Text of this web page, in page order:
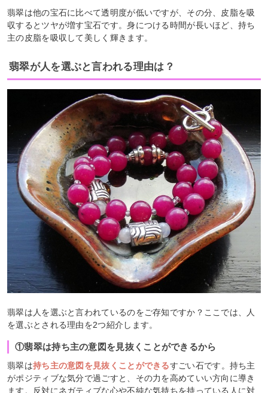
翡翠は他の宝石に比べて透明度が低いですが、その分、皮脂を吸
収するとツヤが増す宝石です。身につける時間が長いほど、持ち
主の皮脂を吸収して美しく輝きます。
翡翠が人を選ぶと言われる理由は？
翡翠は人を選ぶと言われているのをご存知ですか？ここでは、人
を選ぶとされる理由を2つ紹介します。
①翡翠は持ち主の意図を見抜くことができるから
翡翠は持ち主の意図を見抜くことができるすごい石です。持ち主
がポジティブな気分で過ごすと、その力を高めていい方向に導き
ます。反対にネガティブな心や不純な気持ちを持っている人に対